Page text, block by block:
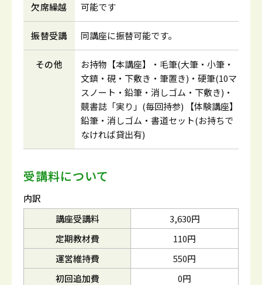
欠席繰越 可能です
振替受講 同講座に振替可能です。
その他
お持物【本講座】・毛筆(大筆・小筆・
文鎮・硯・下敷き・筆置き)・硬筆(10マ
スノート・鉛筆・消しゴム・下敷き)・
競書誌「実り」(毎回持参) 【体験講座】
鉛筆・消しゴム・書道セット(お持ちで
なければ貸出有)
受講料について
内訳
講座受講料
3,630円
定期教材費
110円
運営維持費
550円
初回追加費
0円